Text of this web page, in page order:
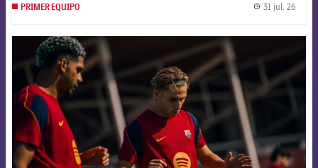
PRIMER EQUIPO 31 jul. 26
FCB Barcelona badge